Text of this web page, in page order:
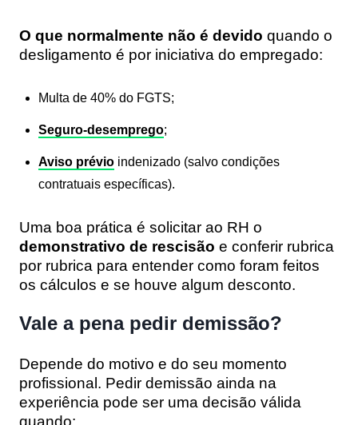
O que normalmente não é devido quando o
desligamento é por iniciativa do empregado:
Multa de 40% do FGTS;
Seguro-desemprego;
Aviso prévio indenizado (salvo condições
contratuais específicas).
Uma boa prática é solicitar ao RH o
demonstrativo de rescisão e conferir rubrica
por rubrica para entender como foram feitos
os cálculos e se houve algum desconto.
Vale a pena pedir demissão?
Depende do motivo e do seu momento
profissional. Pedir demissão ainda na
experiência pode ser uma decisão válida
quando: